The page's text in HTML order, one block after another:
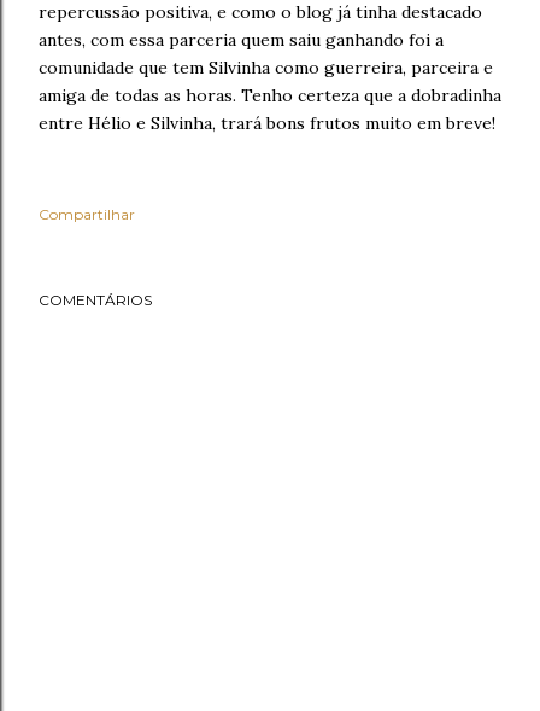
repercussão positiva, e como o blog já tinha destacado
antes, com essa parceria quem saiu ganhando foi a
comunidade que tem Silvinha como guerreira, parceira e
amiga de todas as horas. Tenho certeza que a dobradinha
entre Hélio e Silvinha, trará bons frutos muito em breve!
Compartilhar
COMENTÁRIOS